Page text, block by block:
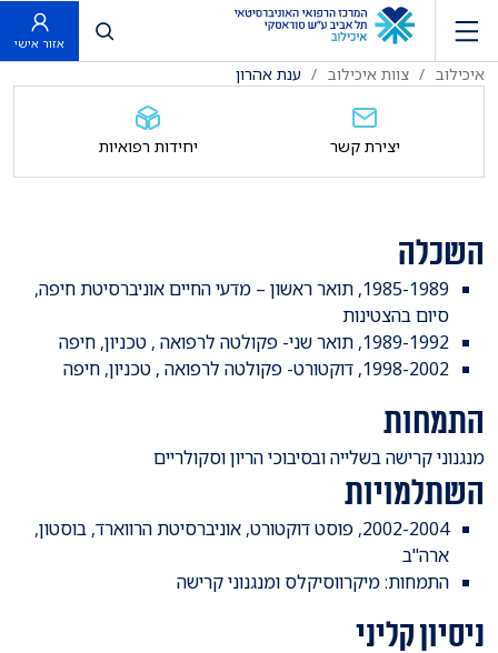
פתח חיפוש
אזור אישי
איכילוב צוות איכילוב ענת אהרון
השכלה
1985-1989, תואר ראשון – מדעי החיים אוניברסיטת חיפה,
סיום בהצטינות
1989-1992, תואר שני- פקולטה לרפואה , טכניון, חיפה
1998-2002, דוקטורט- פקולטה לרפואה , טכניון, חיפה
התמחות
מנגנוני קרישה בשלייה ובסיבוכי הריון וסקולריים
השתלמויות
​2002-2004, פוסט דוקטורט, אוניברסיטת הרווארד, בוסטון,
ארה"ב
התמחות: מיקרווסיקלס ומנגנוני קרישה
ניסיון קליני
יצירת קשר יחידות רפואיות